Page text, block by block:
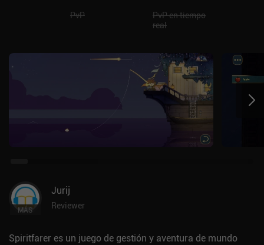
PvP
PvP en tiempo
real
MÁS
Jurij
Reviewer
Spiritfarer es un juego de gestión y aventura de mundo